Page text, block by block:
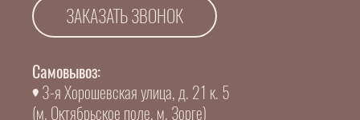
ЗАКАЗАТЬ ЗВОНОК
Самовывоз:
3-я Хорошевская улица, д. 21 к. 5
(м. Октябрьское поле, м. Зорге)